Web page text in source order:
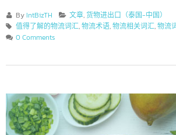
ByIntBizTH 文章,货物进出口（泰国-中国）
值得了解的物流词汇